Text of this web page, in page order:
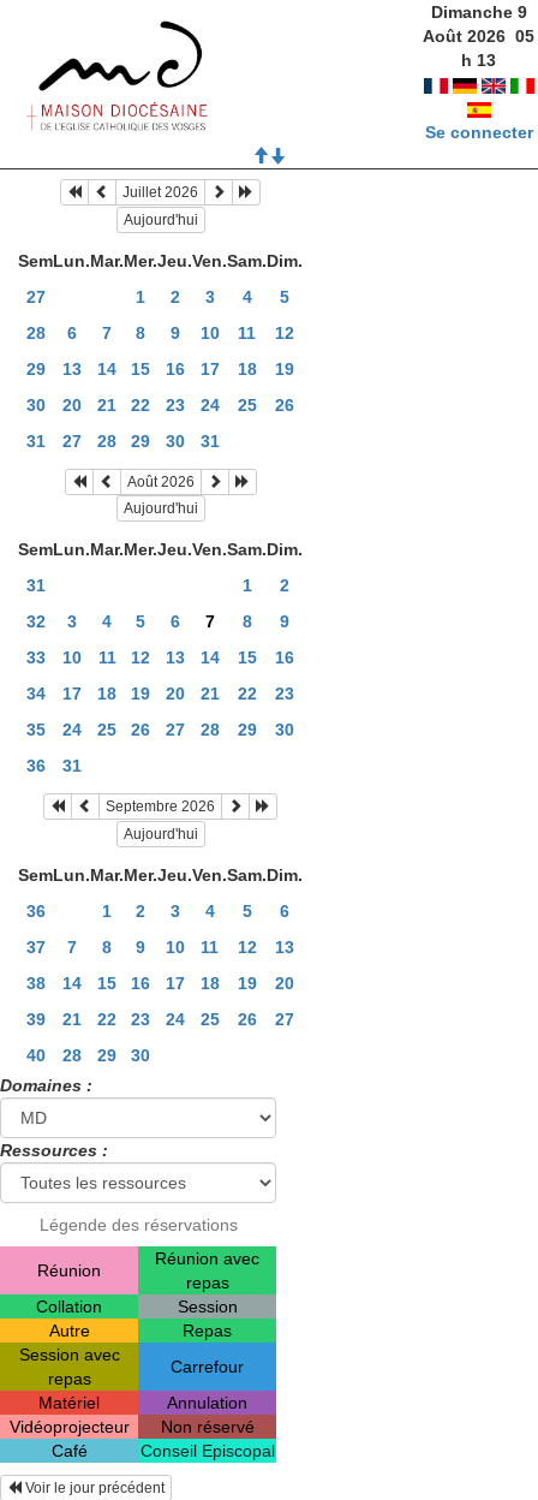
Dimanche 9
Août 2026 05
h 13
Se connecter
Juillet 2026
Aujourd'hui
SemLun.Mar.Mer.Jeu.Ven.Sam.Dim.
27
1 2 3 4
5
28
6 7 8 9 10 11
12
29
13 14 15 16 17 18
19
30
20 21 22 23 24 25
26
31
27 28 29 30 31
Août 2026
Aujourd'hui
SemLun.Mar.Mer.Jeu.Ven.Sam.Dim.
31
1
2
32
3 4 5 6 7 8
9
33
10 11 12 13 14 15
16
34
17 18 19 20 21 22
23
35
24 25 26 27 28 29
30
36
31
Septembre 2026
Aujourd'hui
SemLun.Mar.Mer.Jeu.Ven.Sam.Dim.
36
1 2 3 4 5
6
37
7 8 9 10 11 12
13
38
14 15 16 17 18 19
20
39
21 22 23 24 25 26
27
40
28 29
30
Domaines :
Ressources :
Légende des réservations
Réunion
Réunion avec
repas
Collation
Session
Autre
Repas
Session avec
repas
Carrefour
Matériel
Annulation
Vidéoprojecteur
Non réservé
Café
Conseil Episcopal
Voir le jour précédent